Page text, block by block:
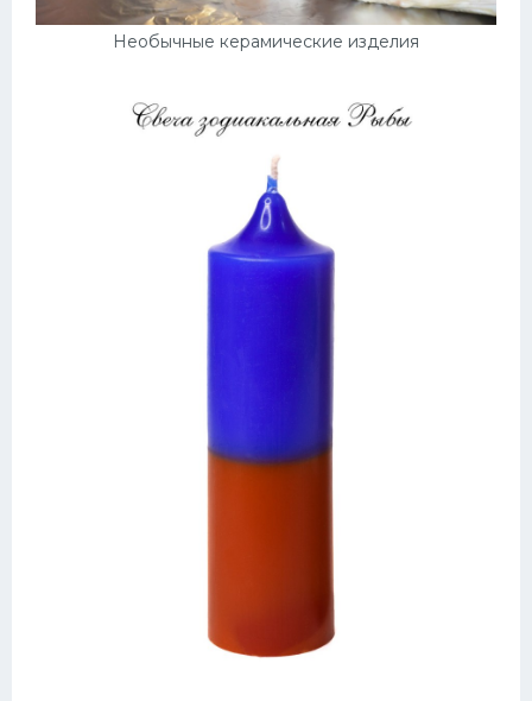
Необычные керамические изделия